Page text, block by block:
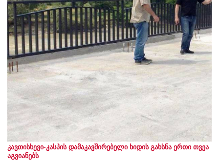
კავთისხევი-კასპის დამაკავშირებელი ხიდის გახსნა ერთი თვეა
აგვიანებს